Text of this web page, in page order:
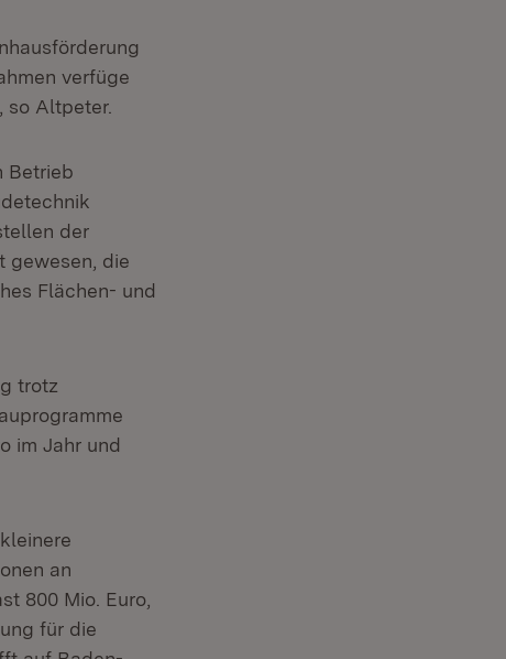
verfüge
so Altpeter.
Betrieb
der
gewesen, die
Flächen- und
trotz
im Jahr und
an
800 Mio. Euro,
für die